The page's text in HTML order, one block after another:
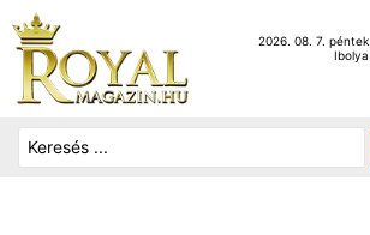
2026. 08. 7. péntek
Ibolya